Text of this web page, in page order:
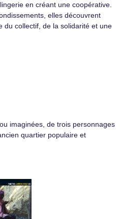
en créant une coopérative.
elles découvrent
du collectif, de la solidarité et une
imaginées, de trois personnages
quartier populaire et